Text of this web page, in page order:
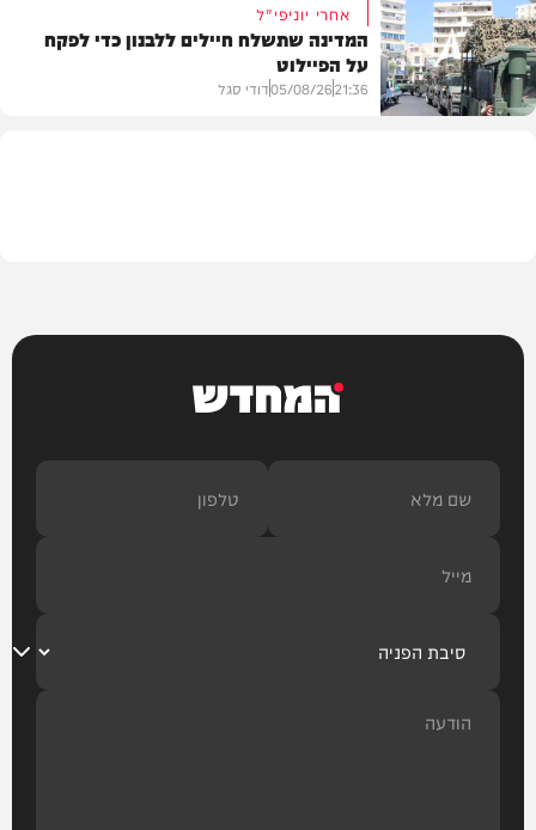
צבא וביטחון
אחרי יוניפי"ל
המדינה שתשלח חיילים ללבנון כדי לפקח
על הפיילוט
21:36
05/08/26דודי סגל
המחדש